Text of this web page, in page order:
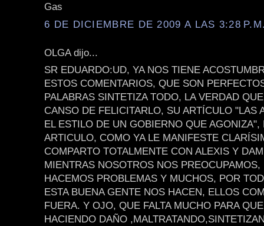
Gas
6 DE DICIEMBRE DE 2009 A LAS 3:28
OLGA dijo...
SR EDUARDO:UD, YA NOS TIENE
ESTOS COMENTARIOS, QUE SON
PALABRAS SINTETIZA TODO, LA VERDAD
CANSO DE FELICITARLO, SU ARTÍCULO "LAS
EL ESTILO DE UN GOBIERNO QUE AGONIZA",
ARTICULO, COMO YA LE MANIFESTE
COMPARTO TOTALMENTE CON ALEXIS Y
MIENTRAS NOSOTROS NOS PREOCUPAMOS,
HACEMOS PROBLEMAS Y MUCHOS, POR
ESTA BUENA GENTE NOS HACEN, ELLOS
FUERA. Y OJO, QUE FALTA MUCHO PARA
HACIENDO DAÑO